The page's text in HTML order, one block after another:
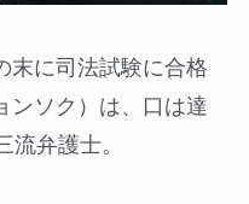
末に司法試験に合格
ンソク）は、口は達
弁護士。